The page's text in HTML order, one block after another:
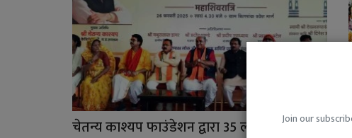
Join our
चेतन्य काश्यप फाउंडेशन द्वारा 35 लाख रुपए में